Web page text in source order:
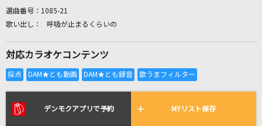
全国りれき
リアルタイムで歌われている曲の一覧
選曲番号： 1085-21
呼吸が止まるくらいの
対応カラオケコンテンツ
デンモクアプリで予約 MYリスト保存